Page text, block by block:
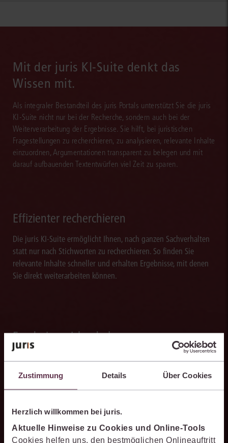
Zustimmung Details Über Cookies
Herzlich willkommen bei juris.
Aktuelle Hinweise zu Cookies und Online-Tools
Cookies helfen uns, den bestmöglichen Onlineauftritt
Mit der juris KI-Suite denkt das
Wissen mit.
Als integraler Bestandteil des juris Portals unterstützt Sie die juris
KI-Suite nicht nur bei der Recherche, sondern auch bei der
Weiterverarbeitung der Ergebnisse. Sie hilft, bei juristischen
Fragestellungen zu recherchieren, zu analysieren, relevante Inhalte
einzuordnen, Argumentationen transparent zu belegen und mit
darauf aufbauenden Textentwürfen viel Zeit zu sparen.
Effizienter recherchieren
Die juris KI-Suite ermöglicht Ihnen, nach ganzen Sachverhalten
statt nur nach Stichworten zu recherchieren. So finden Sie
relevante Inhalte schneller und erhalten Ergebnisse, mit denen
Sie direkt weiterarbeiten können.
Ergebnisse sicher belegen
Die juris KI-Suite belegt ihre Ergebnisse mit nachvollziehbaren,
zitierfähigen Quellenverweisen. So können Sie die Antworten
transparent prüfen, fachlich einordnen und auf einer belastbaren
Grundlage weiterverarbeiten.